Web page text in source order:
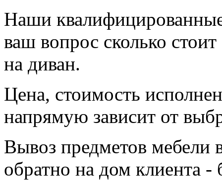
Наши
ваш вопрос сколько
на диван.
Цена, стоимость
напрямую зависит от
Вывоз предметов мебели
обратно на дом клиента -